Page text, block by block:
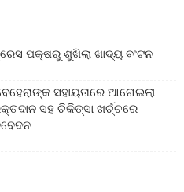
ପକ୍ଷରୁ ଶୁଖିଲା ଖାଦ୍ୟ ବଂଟନ
ସହାୟତାରେ ଆଗେଇଲା
ସହ ଚିକିତ୍ସା ଖର୍ଚ୍ଚରେ